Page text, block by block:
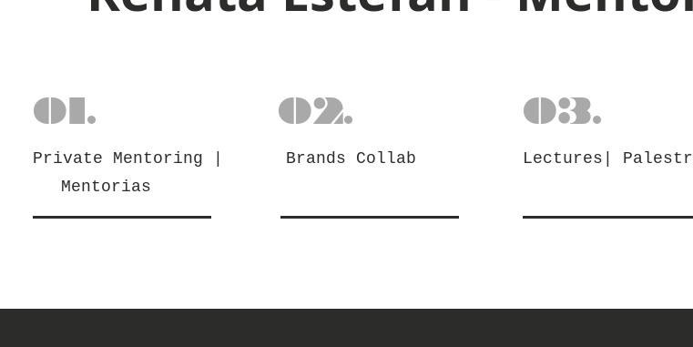
01.
Private Mentoring |
Mentorias
02.
Brands Collab
03.
Lectures|